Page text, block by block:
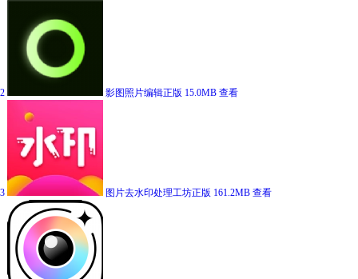
2 影图照片编辑正版 15.0MB 查看
3 图片去水印处理工坊正版 161.2MB 查看